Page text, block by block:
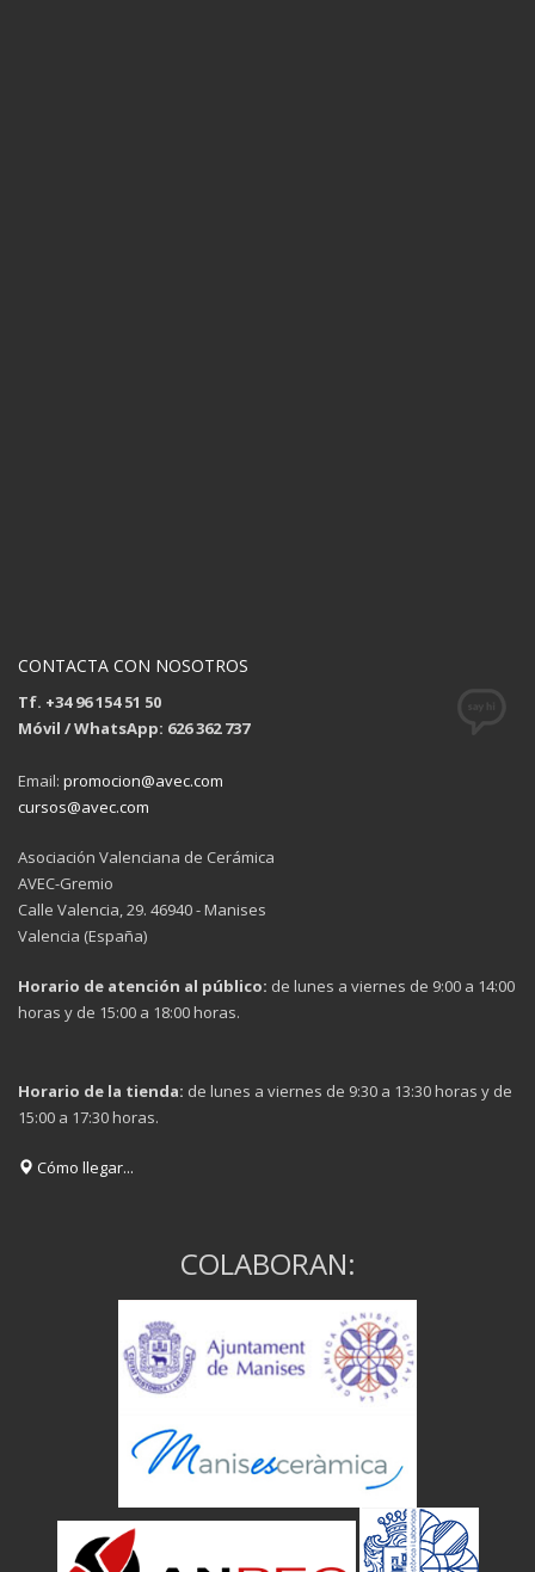
CONTACTA CON NOSOTROS
Tf. +34 96 154 51 50
Móvil / WhatsApp: 626 362 737
Email: promocion@avec.com
cursos@avec.com
Asociación Valenciana de Cerámica
AVEC-Gremio
Calle Valencia, 29. 46940 - Manises
Valencia (España)
Horario de atención al público: de lunes a viernes de 9:00 a 14:00
horas y de 15:00 a 18:00 horas.
Horario de la tienda: de lunes a viernes de 9:30 a 13:30 horas y de
15:00 a 17:30 horas.
Cómo llegar...
COLABORAN: